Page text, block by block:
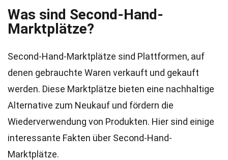
Was sind Second-Hand-
Marktplätze?
Second-Hand-Marktplätze sind Plattformen, auf
denen gebrauchte Waren verkauft und gekauft
werden. Diese Marktplätze bieten eine nachhaltige
Alternative zum Neukauf und fördern die
Wiederverwendung von Produkten. Hier sind einige
interessante Fakten über Second-Hand-
Marktplätze.